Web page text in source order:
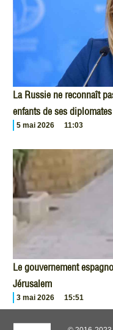
La Russie ne reconnaît
enfants de ses diplomates
5 mai 2026 11:03
Le gouvernement
Jérusalem
3 mai 2026 15:51